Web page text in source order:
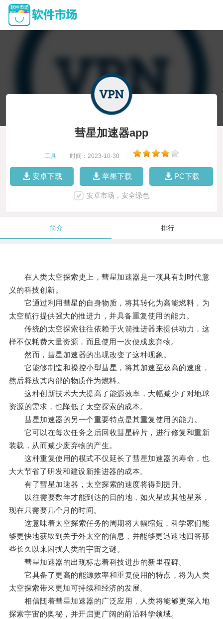
彗星加速器app
工具 时间：2023-10-30
安卓下载 苹果下载 PC下载
安卓市场，安全绿色
简介 排行
在人类太空探索史上，彗星加速器是一项具有划时代意
义的科技创新。
它通过利用彗星的自身物质，将其转化为高能燃料，为
太空航行提供强大的推进力，并具备重复使用的能力。
传统的太空探索往往依赖于火箭推进器来提供动力，这
样不仅耗费大量资源，而且使用一次便成废弃物。
然而，彗星加速器的出现改变了这种现象。
它能够制造和操控小型彗星，将其加速至极高的速度，
然后释放其内部的物质作为燃料。
这种创新技术大大提高了能源效率，大幅减少了对地球
资源的需求，也降低了太空探索的成本。
彗星加速器的另一个重要特点是其重复使用的能力。
它可以在每次任务之后回收彗星碎片，进行修复和重新
装载，从而减少废弃物的产生。
这种重复使用的模式不仅延长了彗星加速器的寿命，也
大大节省了研发和建设新推进器的成本。
有了彗星加速器，太空探索的速度将得到提升。
以往需要数年才能到达的目的地，如火星或其他星系，
现在只需要几个月的时间。
这意味着太空探索任务的周期将大幅缩短，科学家们能
够更快地获取到关于外太空的信息，并能够更迅速地回答那
些长久以来困扰人类的宇宙之谜。
彗星加速器的出现标志着科技进步的新里程碑。
它具备了更高的能源效率和重复使用的特点，将为人类
太空探索带来更加可持续和经济的发展。
相信随着彗星加速器的广泛应用，人类将能够更深入地
探索宇宙的奥秘，并开启更广阔的前沿科学领域。